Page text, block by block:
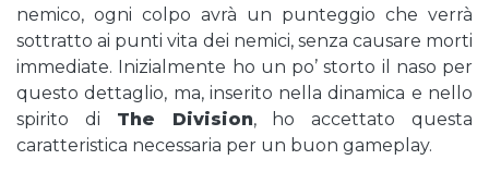
nemico, ogni colpo avrà un punteggio che verrà
sottratto ai punti vita dei nemici, senza causare morti
immediate. Inizialmente ho un po’ storto il naso per
questo dettaglio, ma, inserito nella dinamica e nello
spirito di The Division, ho accettato questa
caratteristica necessaria per un buon gameplay.